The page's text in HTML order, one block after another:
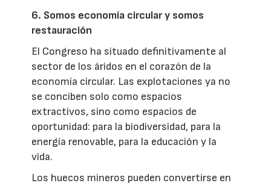
6. Somos economía circular y somos
restauración
El Congreso ha situado definitivamente al
sector de los áridos en el corazón de la
economía circular. Las explotaciones ya no
se conciben solo como espacios
extractivos, sino como espacios de
oportunidad: para la biodiversidad, para la
energía renovable, para la educación y la
vida.
Los huecos mineros pueden convertirse en